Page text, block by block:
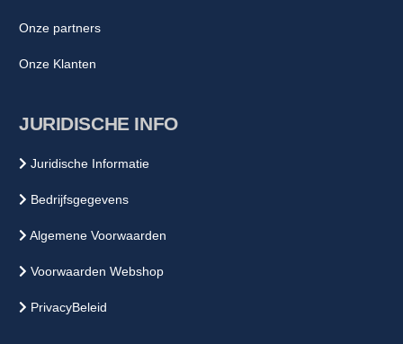
Onze partners
Onze Klanten
JURIDISCHE INFO
Juridische Informatie
Bedrijfsgegevens
Algemene Voorwaarden
Voorwaarden Webshop
PrivacyBeleid